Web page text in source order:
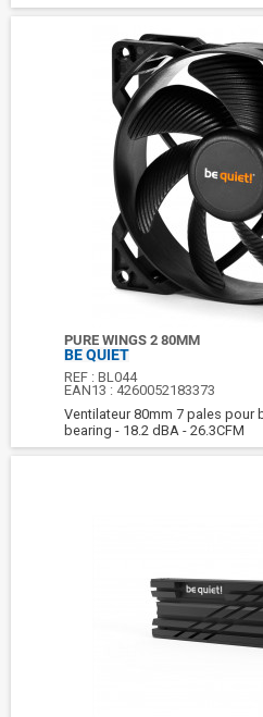
PURE WINGS 2 80MM
BE QUIET
REF :BL044
EAN13 : 4260052183373
Ventilateur 80mm 7 pales pour
bearing - 18.2 dBA - 26.3CFM